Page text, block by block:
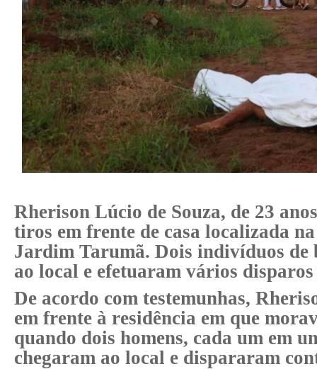
Rherison Lúcio de Souza, de 23
tiros em frente de casa localizada
Jardim Tarumã. Dois indivíduos de
ao local e efetuaram vários
De acordo com testemunhas,
em frente à residência em que
quando dois homens, cada um em
chegaram ao local e dispararam